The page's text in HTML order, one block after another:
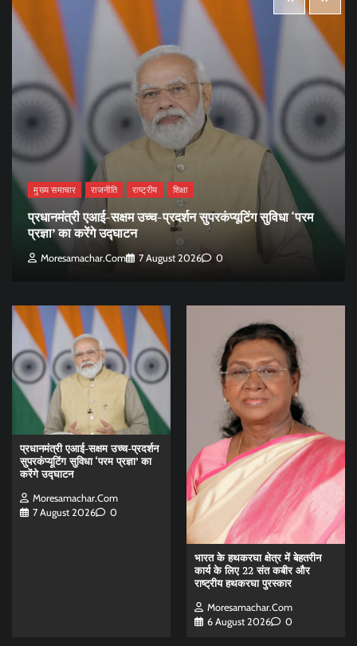
मुख्य समाचार राजनीति राष्ट्रीय शिक्षा
प्रधानमंत्री एआई-सक्षम उच्च-प्रदर्शन सुपरकंप्यूटिंग सुविधा ‘परम
प्रज्ञा’ का करेंगे उद्घाटन
Moresamachar.com 7 August 2026 0
प्रधानमंत्री एआई-सक्षम उच्च-प्रदर्शन
सुपरकंप्यूटिंग सुविधा ‘परम प्रज्ञा’ का
करेंगे उद्घाटन
Moresamachar.com
7 August 2026
0
भारत के हथकरघा क्षेत्र में बेहतरीन
कार्य के लिए 22 संत कबीर और
राष्ट्रीय हथकरघा पुरस्कार
Moresamachar.com
6 August 2026
0